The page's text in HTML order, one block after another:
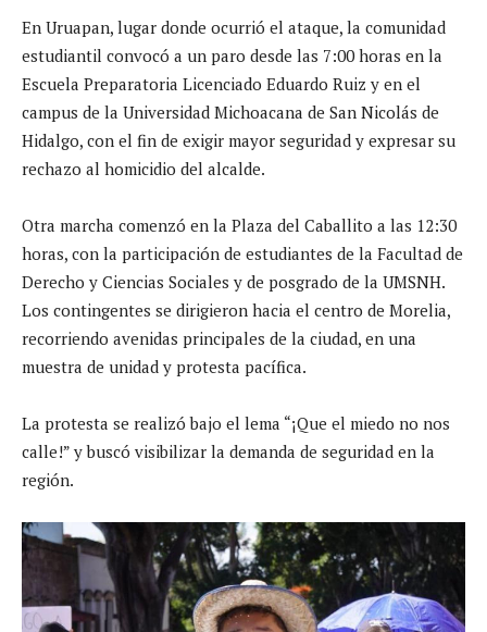
En Uruapan, lugar donde ocurrió el ataque, la comunidad
estudiantil convocó a un paro desde las 7:00 horas en la
Escuela Preparatoria Licenciado Eduardo Ruiz y en el
campus de la Universidad Michoacana de San Nicolás de
Hidalgo, con el fin de exigir mayor seguridad y expresar su
rechazo al homicidio del alcalde.
Otra marcha comenzó en la Plaza del Caballito a las 12:30
horas, con la participación de estudiantes de la Facultad de
Derecho y Ciencias Sociales y de posgrado de la UMSNH.
Los contingentes se dirigieron hacia el centro de Morelia,
recorriendo avenidas principales de la ciudad, en una
muestra de unidad y protesta pacífica.
La protesta se realizó bajo el lema “¡Que el miedo no nos
calle!” y buscó visibilizar la demanda de seguridad en la
región.